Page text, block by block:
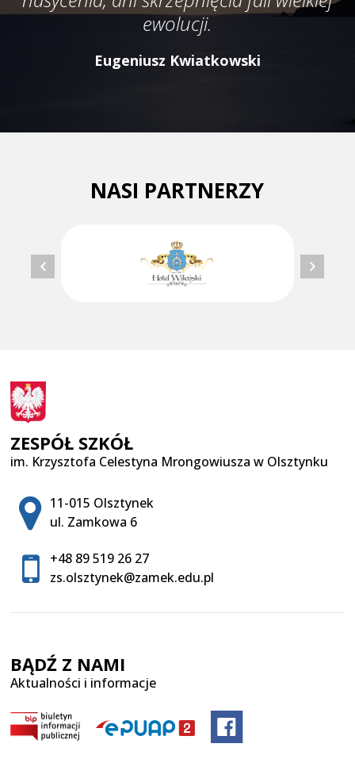
ewolucji.
Eugeniusz Kwiatkowski
NASI PARTNERZY
ZESPÓŁ SZKÓŁ
im. Krzysztofa Celestyna Mrongowiusza w Olsztynku
Adres pocztowy:
11-015 Olsztynek
ul. Zamkowa 6
+48 89 519 26 27
zs.olsztynek@zamek.edu.pl
BĄDŹ Z NAMI
Aktualności i informacje